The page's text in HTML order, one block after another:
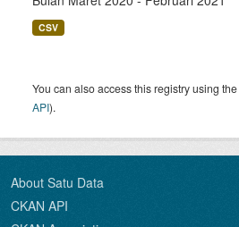
CSV
You can also access this registry using the
API).
About Satu Data
CKAN API